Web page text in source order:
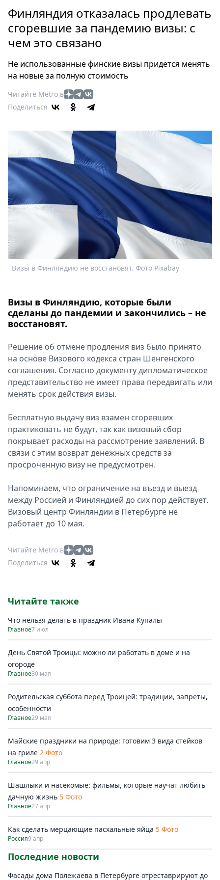
Россия
Мир
Здоровье
Туризм
Мода
Театр
Кино
Книги
Выставки
Пресс-
релизы
Metro
Стримы
Спецпроекты
Звезды
Выборы
2026
Финляндия отказалась продлевать
сгоревшие за пандемию визы: с
чем это связано
Не использованные финские визы придется менять
на новые за полную стоимость
Читайте Metro в
Поделиться
Визы в Финляндию не восстановят. Фото Pixabay
Визы в Финляндию, которые были
сделаны до пандемии и закончились – не
восстановят.
Решение об отмене продления виз было принято
на основе Визового кодекса стран Шенгенского
соглашения. Согласно документу дипломатическое
представительство не имеет права передвигать или
менять срок действия визы.
Бесплатную выдачу виз взамен сгоревших
практиковать не будут, так как визовый сбор
покрывает расходы на рассмотрение заявлений. В
связи с этим возврат денежных средств за
просроченную визу не предусмотрен.
Напоминаем, что ограничение на въезд и выезд
между Россией и Финляндией до сих пор действует.
Визовый центр Финляндии в Петербурге не
работает до 10 мая.
Читайте Metro в
Поделиться
Читайте также
Что нельзя делать в праздник Ивана Купалы
Главное7 июл
День Святой Троицы: можно ли работать в доме и на
огороде
Главное30 мая
Родительская суббота перед Троицей: традиции, запреты,
особенности
Главное29 мая
Майские праздники на природе: готовим 3 вида стейков
на гриле 2 Фото
Главное29 апр
Шашлыки и насекомые: фильмы, которые научат любить
дачную жизнь 5 Фото
Главное27 апр
Как сделать мерцающие пасхальные яйца 5 Фото
Россия9 апр
Последние новости
Фасады дома Полежаева в Петербурге отреставрируют до